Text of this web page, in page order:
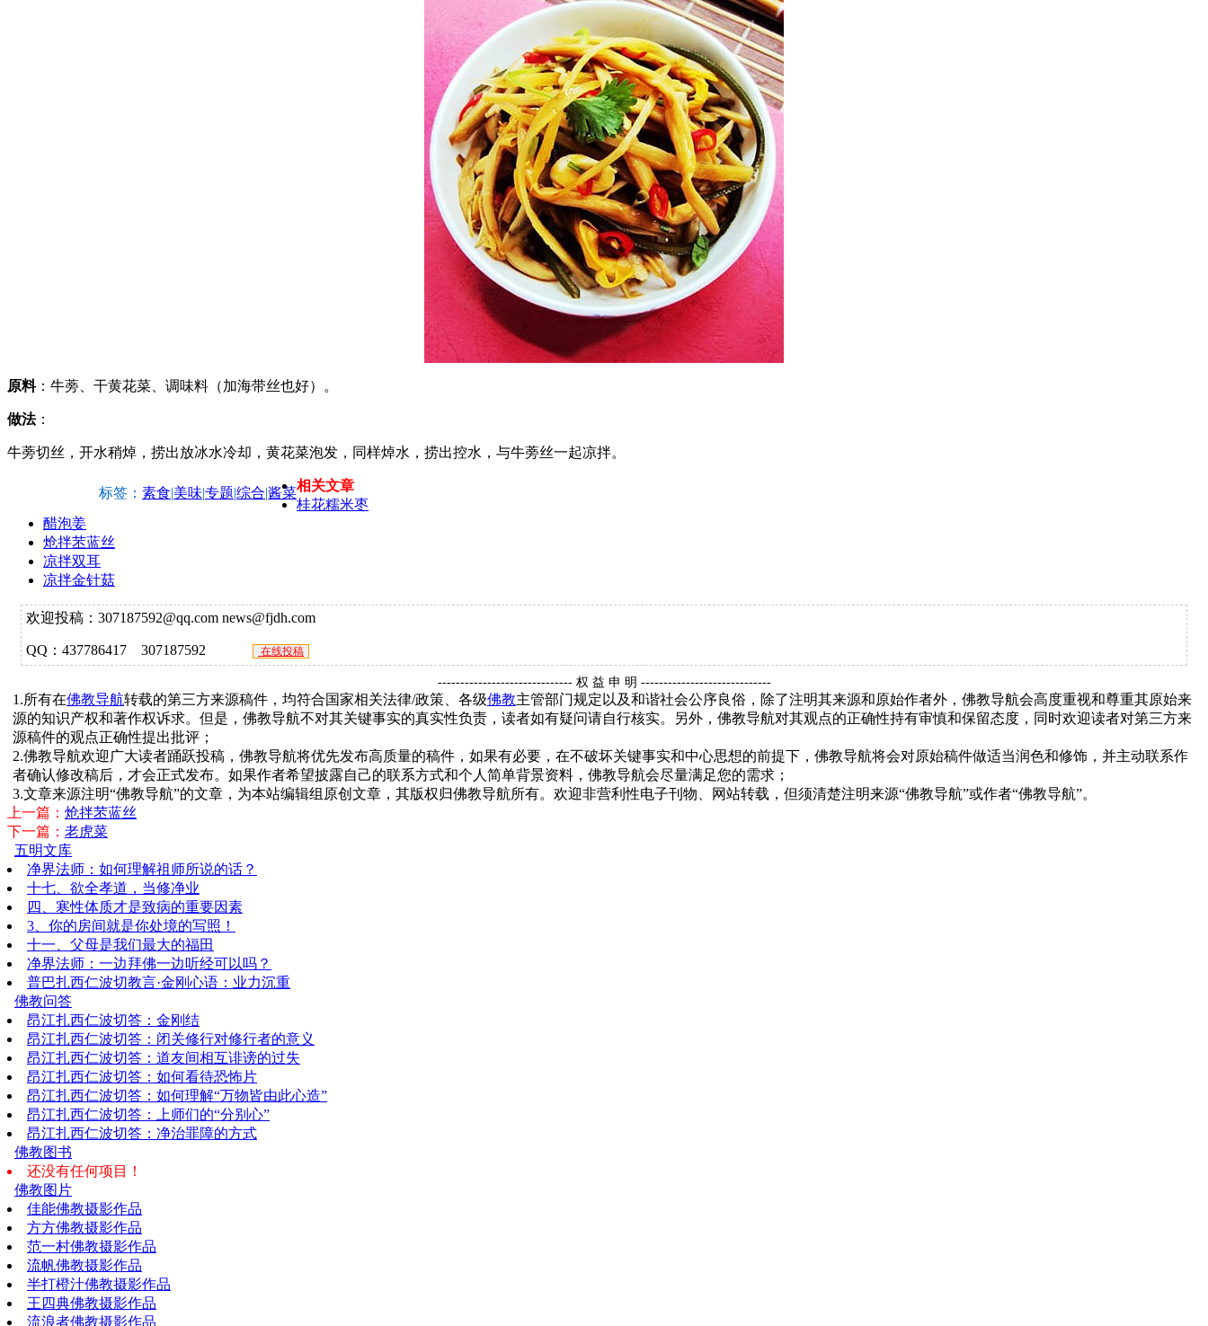
原料：牛蒡、干黄花菜、调味料（加海带丝也好）。
做法：
牛蒡切丝，开水稍焯，捞出放冰水冷却，黄花菜泡发，同样焯水，捞出控水，与牛蒡丝一起凉拌。
标签： 素食|美味|专题|综合|酱菜相关文章
桂花糯米枣
醋泡姜
炝拌苤蓝丝
凉拌双耳
凉拌金针菇
欢迎投稿：307187592@qq.com news@fjdh.com
QQ：437786417 307187592 在线投稿
------------------------------ 权 益 申 明 -----------------------------
1.所有在佛教导航转载的第三方来源稿件，均符合国家相关法律/政策、各级佛教主管部门规定以及和谐社会公序良俗，除了注明其来源和原始作者外，佛教导航会高度重视和尊重其原始来
源的知识产权和著作权诉求。但是，佛教导航不对其关键事实的真实性负责，读者如有疑问请自行核实。另外，佛教导航对其观点的正确性持有审慎和保留态度，同时欢迎读者对第三方来
源稿件的观点正确性提出批评；
2.佛教导航欢迎广大读者踊跃投稿，佛教导航将优先发布高质量的稿件，如果有必要，在不破坏关键事实和中心思想的前提下，佛教导航将会对原始稿件做适当润色和修饰，并主动联系作
者确认修改稿后，才会正式发布。如果作者希望披露自己的联系方式和个人简单背景资料，佛教导航会尽量满足您的需求；
3.文章来源注明“佛教导航”的文章，为本站编辑组原创文章，其版权归佛教导航所有。欢迎非营利性电子刊物、网站转载，但须清楚注明来源“佛教导航”或作者“佛教导航”。
上一篇： 炝拌苤蓝丝
下一篇： 老虎菜
五明文库
净界法师：如何理解祖师所说的话？
十七、欲全孝道，当修净业
四、寒性体质才是致病的重要因素
3、你的房间就是你处境的写照！
十一、父母是我们最大的福田
净界法师：一边拜佛一边听经可以吗？
普巴扎西仁波切教言·金刚心语：业力沉重
佛教问答
昂江扎西仁波切答：金刚结
昂江扎西仁波切答：闭关修行对修行者的意义
昂江扎西仁波切答：道友间相互诽谤的过失
昂江扎西仁波切答：如何看待恐怖片
昂江扎西仁波切答：如何理解“万物皆由此心造”
昂江扎西仁波切答：上师们的“分别心”
昂江扎西仁波切答：净治罪障的方式
佛教图书
还没有任何项目！
佛教图片
佳能佛教摄影作品
方方佛教摄影作品
范一村佛教摄影作品
流帆佛教摄影作品
半打橙汁佛教摄影作品
王四典佛教摄影作品
流浪者佛教摄影作品